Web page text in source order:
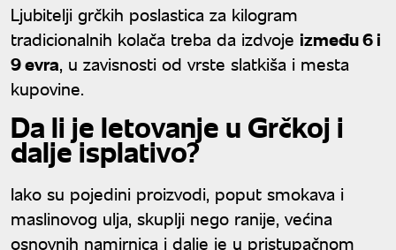
Ljubitelji grčkih poslastica za kilogram
tradicionalnih kolača treba da izdvoje između 6 i
9 evra, u zavisnosti od vrste slatkiša i mesta
kupovine.
Da li je letovanje u Grčkoj i
dalje isplativo?
Iako su pojedini proizvodi, poput smokava i
maslinovog ulja, skuplji nego ranije, većina
osnovnih namirnica i dalje je u pristupačnom